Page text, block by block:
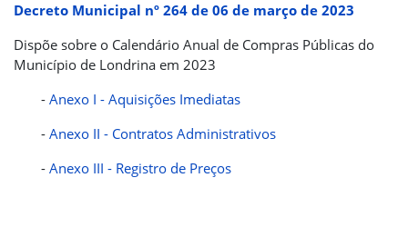
Decreto Municipal nº 264 de 06 de março de 2023
Dispõe sobre o Calendário Anual de Compras Públicas do
Município de Londrina em 2023
- Anexo I - Aquisições Imediatas
- Anexo II - Contratos Administrativos
- Anexo III - Registro de Preços